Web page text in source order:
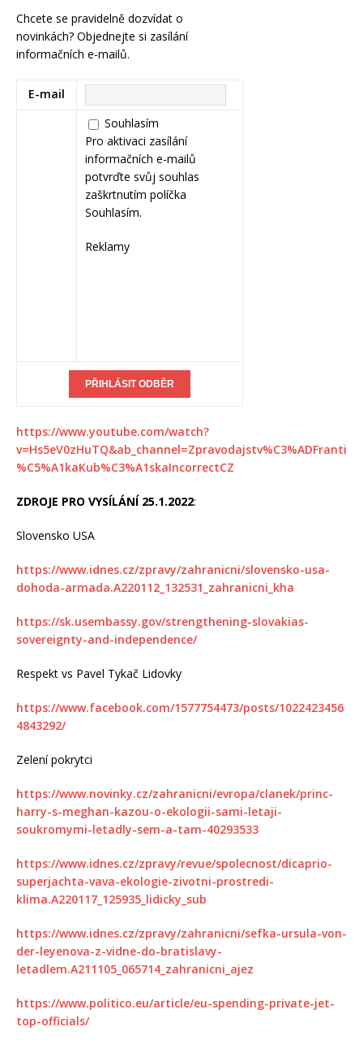
Chcete se pravidelně dozvídat o
novinkách? Objednejte si zasílání
informačních e-mailů.
E-mail
Souhlasím
Pro aktivaci zasílání
informačních e-mailů
potvrďte svůj souhlas
zaškrtnutím políčka
Souhlasím.
Reklamy
https://www.youtube.com/watch?
v=Hs5eV0zHuTQ&ab_channel=Zpravodajstv%C3%ADFranti
%C5%A1kaKub%C3%A1skaIncorrectCZ
ZDROJE PRO VYSÍLÁNÍ 25.1.2022:
Slovensko USA
https://www.idnes.cz/zpravy/zahranicni/slovensko-usa-
dohoda-armada.A220112_132531_zahranicni_kha
https://sk.usembassy.gov/strengthening-slovakias-
sovereignty-and-independence/
Respekt vs Pavel Tykač Lidovky
https://www.facebook.com/1577754473/posts/1022423456
4843292/
Zelení pokrytci
https://www.novinky.cz/zahranicni/evropa/clanek/princ-
harry-s-meghan-kazou-o-ekologii-sami-letaji-
soukromymi-letadly-sem-a-tam-40293533
https://www.idnes.cz/zpravy/revue/spolecnost/dicaprio-
superjachta-vava-ekologie-zivotni-prostredi-
klima.A220117_125935_lidicky_sub
https://www.idnes.cz/zpravy/zahranicni/sefka-ursula-von-
der-leyenova-z-vidne-do-bratislavy-
letadlem.A211105_065714_zahranicni_ajez
https://www.politico.eu/article/eu-spending-private-jet-
top-officials/